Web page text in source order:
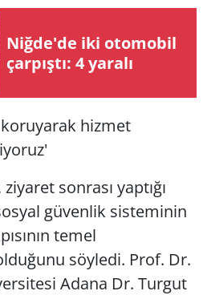
Niğde'de iki otomobil
çarpıştı: 4 yaralı
koruyarak hizmet
sonrası yaptığı
güvenlik sisteminin
temel
söyledi. Prof. Dr.
Adana Dr. Turgut